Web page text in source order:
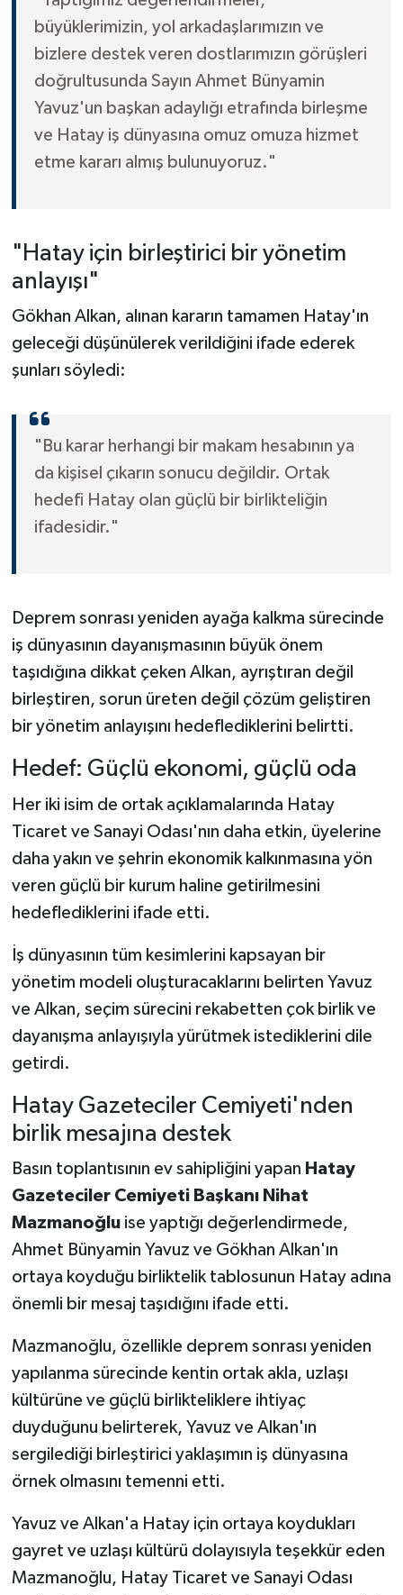
büyüklerimizin, yol arkadaşlarımızın ve
bizlere destek veren dostlarımızın görüşleri
doğrultusunda Sayın Ahmet Bünyamin
Yavuz'un başkan adaylığı etrafında birleşme
ve Hatay iş dünyasına omuz omuza hizmet
etme kararı almış bulunuyoruz."
"Hatay için birleştirici bir yönetim
anlayışı"
Gökhan Alkan, alınan kararın tamamen Hatay'ın
geleceği düşünülerek verildiğini ifade ederek
şunları söyledi:
"Bu karar herhangi bir makam hesabının ya
da kişisel çıkarın sonucu değildir. Ortak
hedefi Hatay olan güçlü bir birlikteliğin
ifadesidir."
Deprem sonrası yeniden ayağa kalkma sürecinde
iş dünyasının dayanışmasının büyük önem
taşıdığına dikkat çeken Alkan, ayrıştıran değil
birleştiren, sorun üreten değil çözüm geliştiren
bir yönetim anlayışını hedeflediklerini belirtti.
Hedef: Güçlü ekonomi, güçlü oda
Her iki isim de ortak açıklamalarında Hatay
Ticaret ve Sanayi Odası'nın daha etkin, üyelerine
daha yakın ve şehrin ekonomik kalkınmasına yön
veren güçlü bir kurum haline getirilmesini
hedeflediklerini ifade etti.
İş dünyasının tüm kesimlerini kapsayan bir
yönetim modeli oluşturacaklarını belirten Yavuz
ve Alkan, seçim sürecini rekabetten çok birlik ve
dayanışma anlayışıyla yürütmek istediklerini dile
getirdi.
Hatay Gazeteciler Cemiyeti'nden
birlik mesajına destek
Basın toplantısının ev sahipliğini yapan Hatay
Gazeteciler Cemiyeti Başkanı Nihat
Mazmanoğluise yaptığı değerlendirmede,
Ahmet Bünyamin Yavuz ve Gökhan Alkan'ın
ortaya koyduğu birliktelik tablosunun Hatay adına
önemli bir mesaj taşıdığını ifade etti.
Mazmanoğlu, özellikle deprem sonrası yeniden
yapılanma sürecinde kentin ortak akla, uzlaşı
kültürüne ve güçlü birlikteliklere ihtiyaç
duyduğunu belirterek, Yavuz ve Alkan'ın
sergilediği birleştirici yaklaşımın iş dünyasına
örnek olmasını temenni etti.
Yavuz ve Alkan'a Hatay için ortaya koydukları
gayret ve uzlaşı kültürü dolayısıyla teşekkür eden
Mazmanoğlu, Hatay Ticaret ve Sanayi Odası